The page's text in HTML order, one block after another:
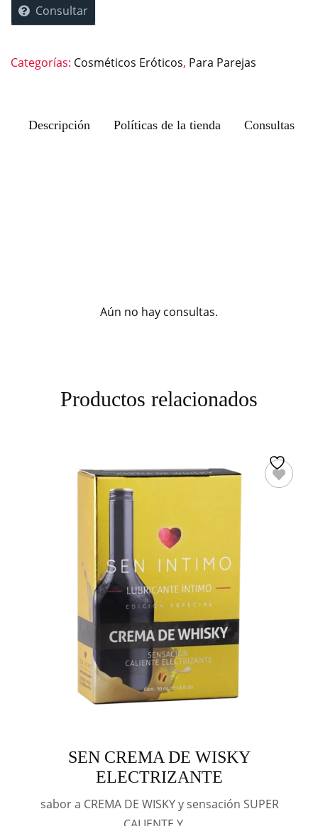
Consultar
Categorías: Cosméticos Eróticos, Para Parejas
Descripción Políticas de la tienda Consultas
Aún no hay consultas.
Productos relacionados
SEN CREMA DE WISKY
ELECTRIZANTE
sabor a CREMA DE WISKY y sensación SUPER